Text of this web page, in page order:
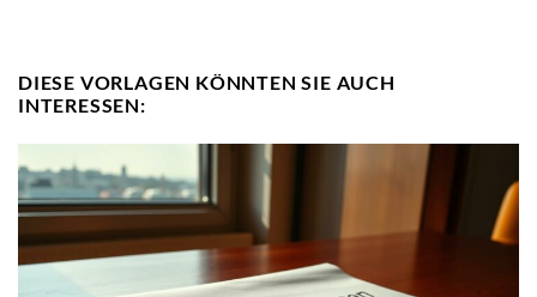
DIESE VORLAGEN KÖNNTEN SIE AUCH
INTERESSEN: